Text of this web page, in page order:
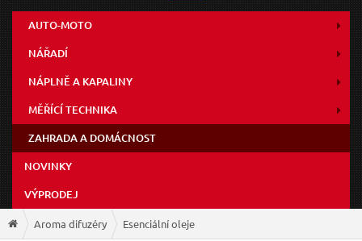
AUTO-MOTO
NÁŘADÍ
NÁPLNĚ A KAPALINY
MĚŘÍCÍ TECHNIKA
ZAHRADA A DOMÁCNOST
NOVINKY
VÝPRODEJ
Aroma difuzéry Esenciální oleje